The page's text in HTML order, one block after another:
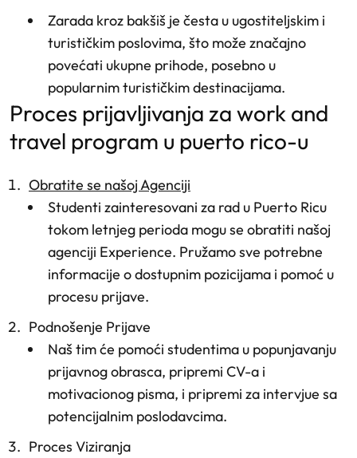
Zarada kroz bakšiš je česta u ugostiteljskim i
turističkim poslovima, što može značajno
povećati ukupne prihode, posebno u
popularnim turističkim destinacijama.
proces prijavljivanja za work and
travel program u puerto rico-u
Obratite se našoj Agenciji
Studenti zainteresovani za rad u Puerto Ricu
tokom letnjeg perioda mogu se obratiti našoj
agenciji Experience. Pružamo sve potrebne
informacije o dostupnim pozicijama i pomoć u
procesu prijave.
Podnošenje Prijave
Naš tim će pomoći studentima u popunjavanju
prijavnog obrasca, pripremi CV-a i
motivacionog pisma, i pripremi za intervjue sa
potencijalnim poslodavcima.
Proces Viziranja